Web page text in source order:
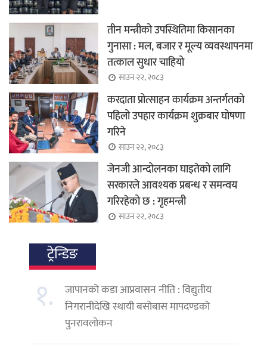
तीन मन्त्रीको उपस्थितिमा किसानका
गुनासा : मल, बजार र मूल्य व्यवस्थापनमा
तत्काल सुधार चाहियो
साउन २२, २०८३
करदाता प्रोत्साहन कार्यक्रम अन्तर्गतको
पहिलो उपहार कार्यक्रम शुक्रबार घोषणा
गरिने
साउन २२, २०८३
जेनजी आन्दोलनका घाइतेको लागि
सरकारले आवश्यक प्रबन्ध र समन्वय
गरिरहेको छ : गृहमन्त्री
साउन २२, २०८३
ट्रेन्डिङ
१.
जापानको कडा आप्रवासन नीति : विद्युतीय
निगरानीदेखि स्थायी बसोबास मापदण्डको
पुनरावलोकन